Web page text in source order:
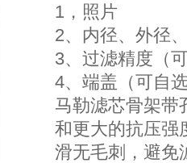
1，照片
2、内径、外径
3、过滤精度（
4、端盖（可自
马勒滤芯骨架带
和更大的抗压强
滑无毛刺，避免